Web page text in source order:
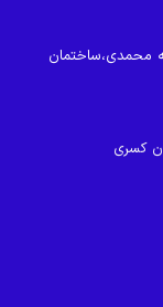
محمدی،ساختمان
کسری